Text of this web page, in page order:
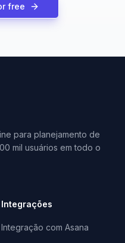
free
para planejamento de
mil usuários em todo o
Integrações
Integração com Asana